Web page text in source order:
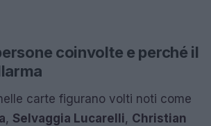
coinvolte e perché il
carte figurano volti noti come
, Selvaggia Lucarelli, Christian